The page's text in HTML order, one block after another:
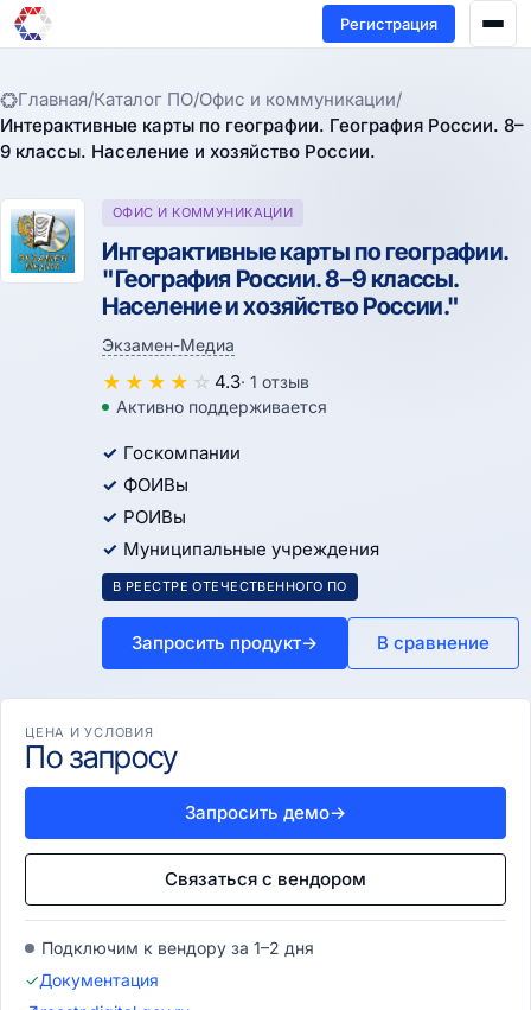
Регистрация
Главная/Каталог ПО/Офис и коммуникации/
Интерактивные карты по географии. География России. 8–
9 классы. Население и хозяйство России.
ОФИС И КОММУНИКАЦИИ
Интерактивные карты по географии.
"География России. 8–9 классы.
Население и хозяйство России."
Экзамен-Медиа
★ ★ ★ ★ ☆ 4.3· 1 отзыв
Активно поддерживается
Госкомпании
ФОИВы
РОИВы
Муниципальные учреждения
В РЕЕСТРЕ ОТЕЧЕСТВЕННОГО ПО
Запросить продукт→ В сравнение
ЦЕНА И УСЛОВИЯ
По запросу
Запросить демо→
Связаться с вендором
Подключим к вендору за 1–2 дня
✓Документация